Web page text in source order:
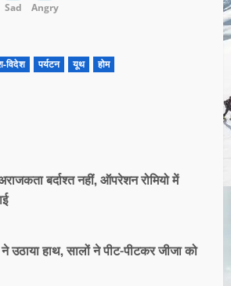
Sad
Angry
विदेश पर्यटन यूथ होम
बर्दाश्त नहीं, ऑपरेशन रोमियो में
ने उठाया हाथ, सालों ने पीट-पीटकर जीजा को